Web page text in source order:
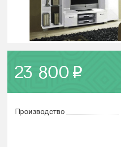
23 800 p
Производство